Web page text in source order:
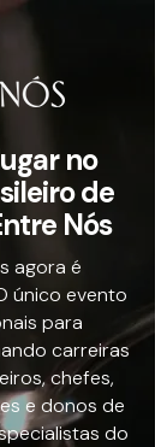
no
de
Nós
agora é
único evento
para
carreiras
chefes,
e donos de
do